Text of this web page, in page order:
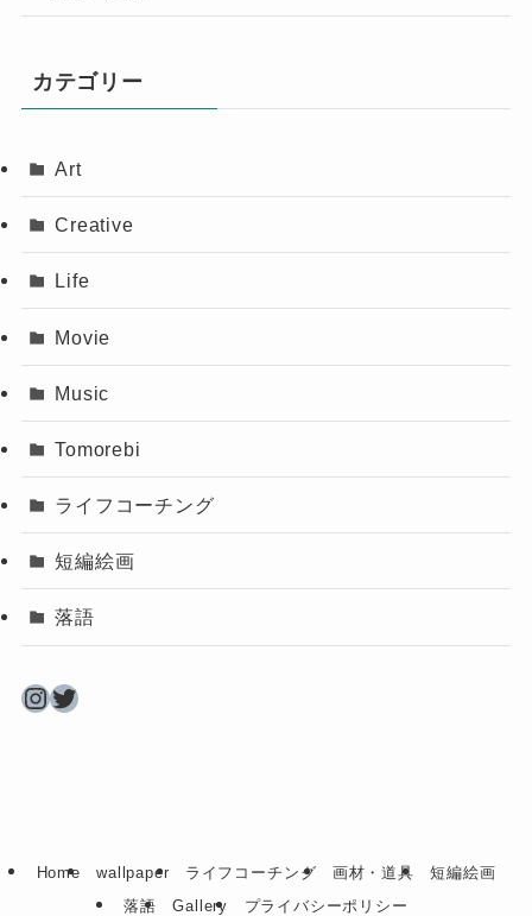
カテゴリー
Art
Creative
Life
Movie
Music
Tomorebi
ライフコーチング
短編絵画
落語
Instagram
Twitter
Home wallpaper ライフコーチング 画材・道具
短編絵画
落語
Gallery プライバシーポリシー